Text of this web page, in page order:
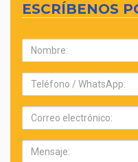
ESCRÍBENOS
Nombre:
Teléfono:
Correo
electrónico:
Mensaje: